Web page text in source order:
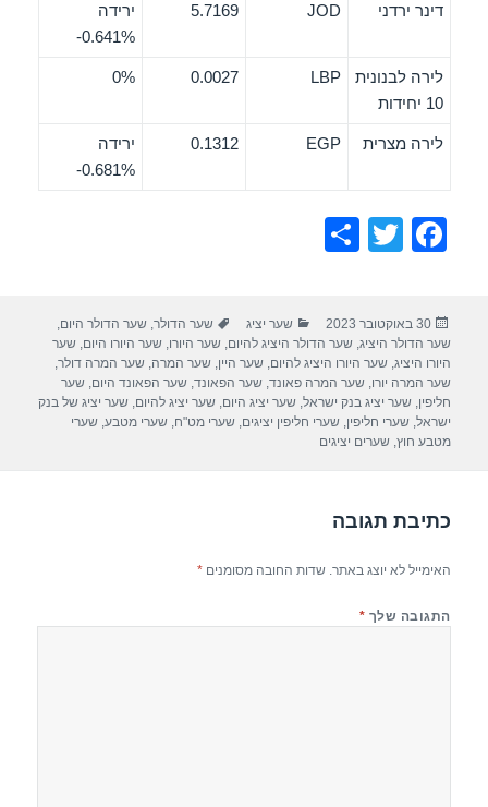
דינר ירדני JOD
5.7169
ירידה
‎-0.641%
לירה לבנונית
10 יחידות
LBP
0.0027
0%
לירה מצרית EGP
0.1312
ירידה
‎-0.681%
F
e
b
o
o
T
er
e
פורסם
בתאריך
30 באוקטובר 2023 קטגוריות
שער יציג תגיות
שער הדולר,שער הדולר היום,
שער הדולר היציג,שער הדולר היציג להיום,שער היורו,שער היורו היום,שער
היורו היציג,שער היורו היציג להיום,שער היין,שער המרה,שער המרה דולר,
שער המרה יורו,שער המרה פאונד,שער הפאונד,שער הפאונד היום,שער
חליפין,שער יציג בנק ישראל,שער יציג היום,שער יציג להיום,שער יציג של בנק
ישראל,שערי חליפין,שערי חליפין יציגים,שערי מט"ח,שערי מטבע,שערי
מטבע חוץ,שערים יציגים
כתיבת תגובה
האימייל לא יוצג באתר. שדות החובה מסומנים*
התגובה שלך *